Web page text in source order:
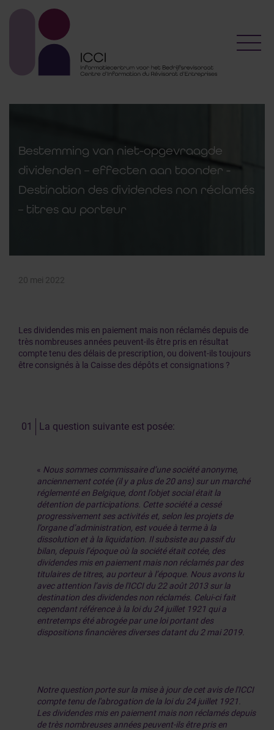
Bestemming van niet-opgevraagde
dividenden – effecten aan toonder -
Destination des dividendes non réclamés
– titres au porteur
20 mei 2022
Les dividendes mis en paiement mais non réclamés depuis de
très nombreuses années peuvent-ils être pris en résultat
compte tenu des délais de prescription, ou doivent-ils toujours
être consignés à la Caisse des dépôts et consignations ?
La question suivante est posée:
« Nous sommes commissaire d’une société anonyme,
anciennement cotée (il y a plus de 20 ans) sur un marché
réglementé en Belgique, dont l’objet social était la
détention de participations. Cette société a cessé
progressivement ses activités et, selon les projets de
l’organe d’administration, est vouée à terme à la
dissolution et à la liquidation. Il subsiste au passif du
bilan, depuis l’époque où la société était cotée, des
dividendes mis en paiement mais non réclamés par des
titulaires de titres, au porteur à l’époque. Nous avons lu
avec attention l’avis de l'ICCI du 22 août 2013 sur la
destination des dividendes non réclamés. Celui-ci fait
cependant référence à la loi du 24 juillet 1921 qui a
entretemps été abrogée par une loi portant des
dispositions financières diverses datant du 2 mai 2019.
Notre question porte sur la mise à jour de cet avis de l'ICCI
compte tenu de l'abrogation de la loi du 24 juillet 1921.
Les dividendes mis en paiement mais non réclamés depuis
de très nombreuses années peuvent-ils être pris en